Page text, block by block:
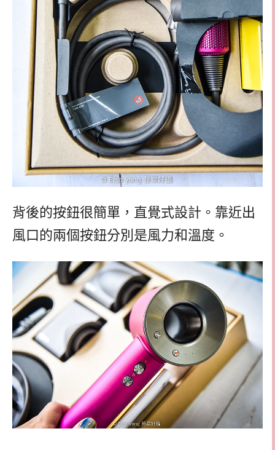
背後的按鈕很簡單，直覺式設計。靠近出
風口的兩個按鈕分別是風力和溫度。